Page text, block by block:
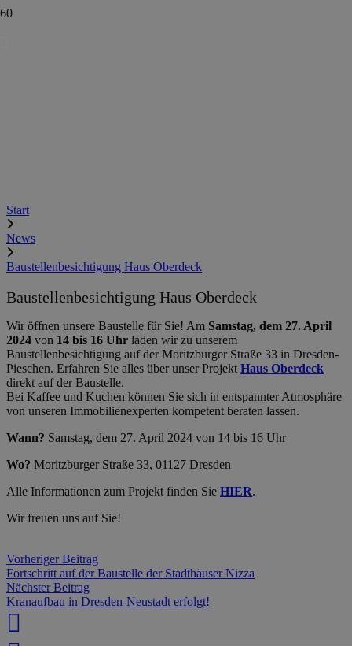
Start
News
Baustellenbesichtigung Haus Oberdeck
Baustellenbesichtigung Haus Oberdeck
Wir öffnen unsere Baustelle für Sie! Am Samstag, dem 27. April
2024 von 14 bis 16 Uhr laden wir zu unserem
Baustellenbesichtigung auf der Moritzburger Straße 33 in Dresden-
Pieschen. Erfahren Sie alles über unser Projekt Haus Oberdeck
direkt auf der Baustelle.
Bei Kaffee und Kuchen können Sie sich in entspannter Atmosphäre
von unseren Immobilienexperten kompetent beraten lassen.
Wann? Samstag, dem 27. April 2024 von 14 bis 16 Uhr
Wo? Moritzburger Straße 33, 01127 Dresden
Alle Informationen zum Projekt finden Sie HIER.
Wir freuen uns auf Sie!
Vorheriger Beitrag
Fortschritt auf der Baustelle der Stadthäuser Nizza
Nächster Beitrag
Kranaufbau in Dresden-Neustadt erfolgt!